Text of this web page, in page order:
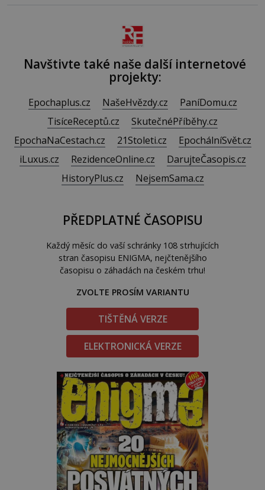
Navštivte také naše další internetové
projekty:
Epochaplus.cz NašeHvězdy.cz
PaníDomu.cz
TisíceReceptů.cz
SkutečnéPříběhy.cz
EpochaNaCestach.cz
21Stoleti.cz
EpochálníSvět.cz
iLuxus.cz
RezidenceOnline.cz
DarujteČasopis.cz
HistoryPlus.cz
NejsemSama.cz
PŘEDPLATNÉ ČASOPISU
Každý měsíc do vaší schránky 108 strhujících
stran časopisu ENIGMA, nejčtenějšího
časopisu o záhadách na českém trhu!
ZVOLTE PROSÍM VARIANTU
TIŠTĚNÁ VERZE
ELEKTRONICKÁ VERZE